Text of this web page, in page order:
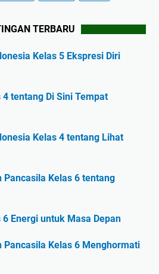
TERBARU
Kelas 5 Ekspresi Diri
4 tentang Di Sini Tempat
Kelas 4 tentang Lihat
Pancasila Kelas 6 tentang
6 Energi untuk Masa Depan
Pancasila Kelas 6 Menghormati